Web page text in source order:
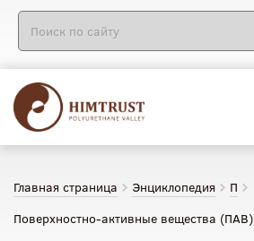
Главная страница Энциклопедия
П
Поверхностно-активные вещества (ПАВ)